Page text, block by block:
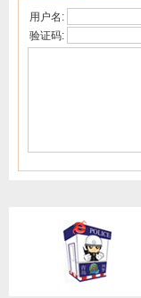
用户名:
验证码: